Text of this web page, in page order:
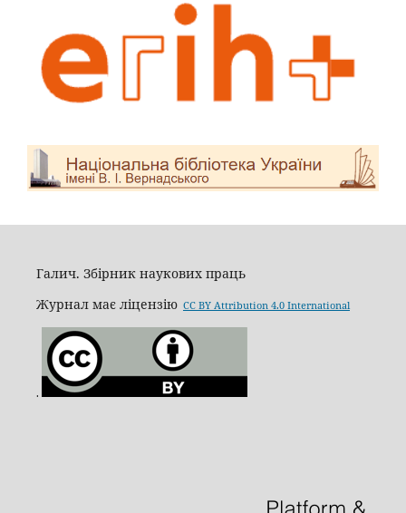
Галич. Збірник наукових праць
Журнал має ліцензію CC BY Attribution 4.0 International
.